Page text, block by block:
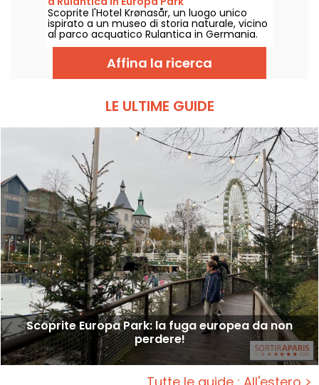
a Rulantica in Europa Park
Scoprite l'Hotel Krønasår, un luogo unico
ispirato a un museo di storia naturale, vicino
al parco acquatico Rulantica in Germania.
Affina la ricerca
Scoprite Europa Park: la fuga europea da non